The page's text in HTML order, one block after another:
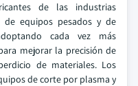
de las industrias
equipos pesados y de
cada vez más
mejorar la precisión de
de materiales. Los
de corte por plasma y